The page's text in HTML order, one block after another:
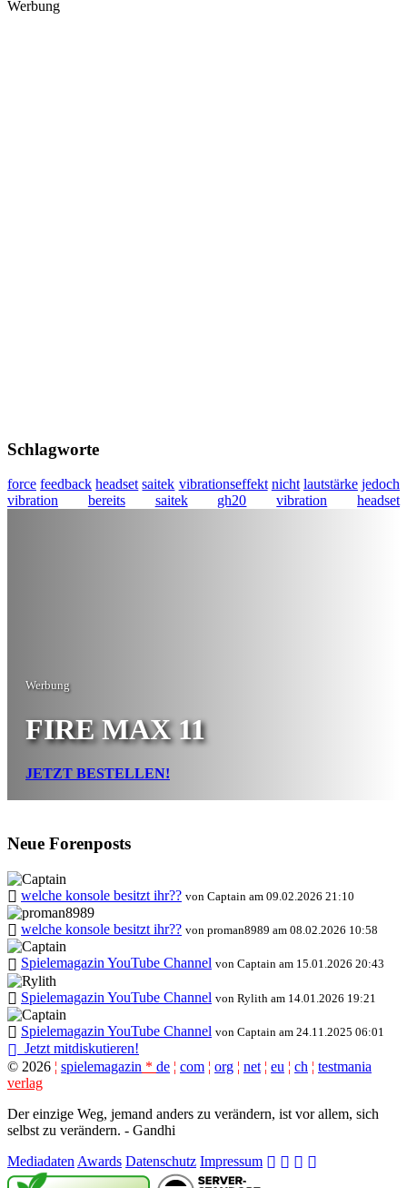
Werbung
Schlagworte
force feedback headset saitek vibrationseffekt nicht lautstärke jedoch
vibration
bereits saitek gh20 vibration headset
Werbung
FIRE MAX 11
JETZT BESTELLEN!
Neue Forenposts
welche konsole besitzt ihr?? von Captain am 09.02.2026 21:10
welche konsole besitzt ihr?? von proman8989 am 08.02.2026 10:58
Spielemagazin YouTube Channel von Captain am 15.01.2026 20:43
Spielemagazin YouTube Channel von Rylith am 14.01.2026 19:21
Spielemagazin YouTube Channel von Captain am 24.11.2025 06:01
Jetzt mitdiskutieren!
© 2026 ¦ spielemagazin * de ¦ com ¦ org ¦ net ¦ eu ¦ ch ¦ testmania
verlag
Der einzige Weg, jemand anders zu verändern, ist vor allem, sich
selbst zu verändern. - Gandhi
Mediadaten Awards Datenschutz Impressum